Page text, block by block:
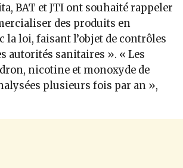
BAT et JTI ont souhaité rappeler
des produits en
la loi, faisant l’objet de contrôles
autorités sanitaires ». « Les
nicotine et monoxyde de
plusieurs fois par an »,